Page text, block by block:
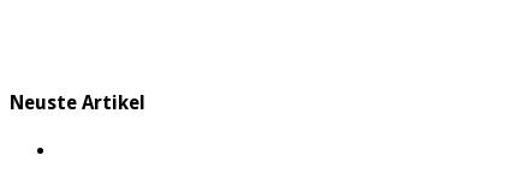
Neuste Artikel